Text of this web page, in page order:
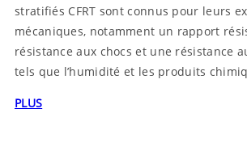
stratifiés CFRT sont connus pour leurs
mécaniques, notamment un rapport
résistance aux chocs et une résistance
tels que l’humidité et les produits
PLUS